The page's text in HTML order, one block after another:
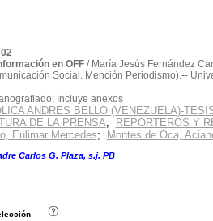
en OFF/ María Jesús Fernández
Social. Mención Periodismo).--
Incluye anexos
ANDRES BELLO (VENEZUELA)-
DE LA PRENSA; REPORTEROS Y
Eulimar Mercedes; Montes de Oca,
Carlos G. Plaza, s.j. PB